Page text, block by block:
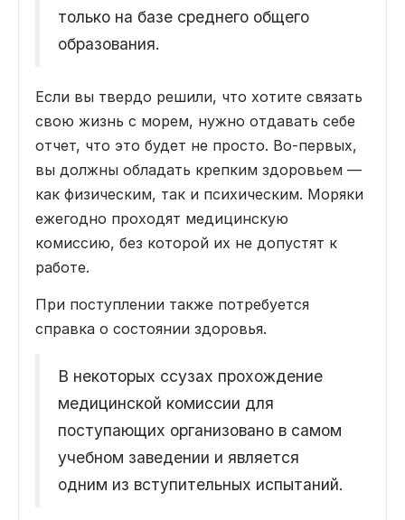
только на базе среднего общего
образования.
Если вы твердо решили, что хотите связать
свою жизнь с морем, нужно отдавать себе
отчет, что это будет не просто. Во-первых,
вы должны обладать крепким здоровьем —
как физическим, так и психическим. Моряки
ежегодно проходят медицинскую
комиссию, без которой их не допустят к
работе.
При поступлении также потребуется
справка о состоянии здоровья.
В некоторых ссузах прохождение
медицинской комиссии для
поступающих организовано в самом
учебном заведении и является
одним из вступительных испытаний.